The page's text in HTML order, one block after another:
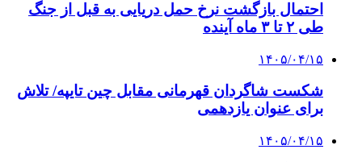
احتمال بازگشت نرخ حمل دریایی به قبل از جنگ
طی ۲ تا ۳ ماه آینده
۱۴۰۵/۰۴/۱۵
شکست شاگردان قهرمانی مقابل چین تایپه/ تلاش
برای عنوان یازدهمی
۱۴۰۵/۰۴/۱۵